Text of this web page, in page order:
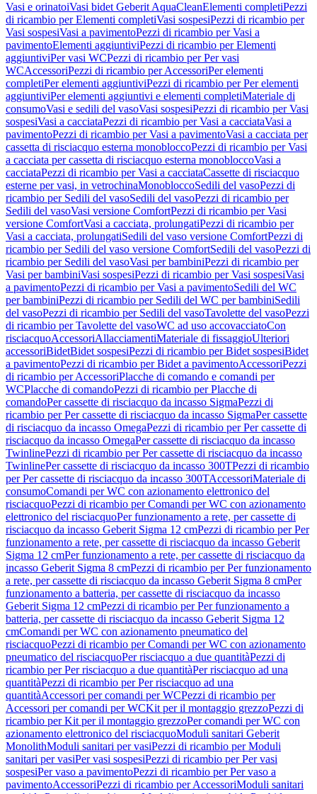
Vasi e orinatoiVasi bidet Geberit AquaCleanElementi completiPezzi
di ricambio per Elementi completiVasi sospesiPezzi di ricambio per
Vasi sospesiVasi a pavimentoPezzi di ricambio per Vasi a
pavimentoElementi aggiuntiviPezzi di ricambio per Elementi
aggiuntiviPer vasi WCPezzi di ricambio per Per vasi
WCAccessoriPezzi di ricambio per AccessoriPer elementi
completiPer elementi aggiuntiviPezzi di ricambio per Per elementi
aggiuntiviPer elementi aggiuntivi e elementi completiMateriale di
consumoVasi e sedili del vasoVasi sospesiPezzi di ricambio per Vasi
sospesiVasi a cacciataPezzi di ricambio per Vasi a cacciataVasi a
pavimentoPezzi di ricambio per Vasi a pavimentoVasi a cacciata per
cassetta di risciacquo esterna monobloccoPezzi di ricambio per Vasi
a cacciata per cassetta di risciacquo esterna monobloccoVasi a
cacciataPezzi di ricambio per Vasi a cacciataCassette di risciacquo
esterne per vasi, in vetrochinaMonobloccoSedili del vasoPezzi di
ricambio per Sedili del vasoSedili del vasoPezzi di ricambio per
Sedili del vasoVasi versione ComfortPezzi di ricambio per Vasi
versione ComfortVasi a cacciata, prolungatiPezzi di ricambio per
Vasi a cacciata, prolungatiSedili del vaso versione ComfortPezzi di
ricambio per Sedili del vaso versione ComfortSedili del vasoPezzi di
ricambio per Sedili del vasoVasi per bambiniPezzi di ricambio per
Vasi per bambiniVasi sospesiPezzi di ricambio per Vasi sospesiVasi
a pavimentoPezzi di ricambio per Vasi a pavimentoSedili del WC
per bambiniPezzi di ricambio per Sedili del WC per bambiniSedili
del vasoPezzi di ricambio per Sedili del vasoTavolette del vasoPezzi
di ricambio per Tavolette del vasoWC ad uso accovacciatoCon
risciacquoAccessoriAllacciamentiMateriale di fissaggioUlteriori
accessoriBidetBidet sospesiPezzi di ricambio per Bidet sospesiBidet
a pavimentoPezzi di ricambio per Bidet a pavimentoAccessoriPezzi
di ricambio per AccessoriPlacche di comando e comandi per
WCPlacche di comandoPezzi di ricambio per Placche di
comandoPer cassette di risciacquo da incasso SigmaPezzi di
ricambio per Per cassette di risciacquo da incasso SigmaPer cassette
di risciacquo da incasso OmegaPezzi di ricambio per Per cassette di
risciacquo da incasso OmegaPer cassette di risciacquo da incasso
TwinlinePezzi di ricambio per Per cassette di risciacquo da incasso
TwinlinePer cassette di risciacquo da incasso 300TPezzi di ricambio
per Per cassette di risciacquo da incasso 300TAccessoriMateriale di
consumoComandi per WC con azionamento elettronico del
risciacquoPezzi di ricambio per Comandi per WC con azionamento
elettronico del risciacquoPer funzionamento a rete, per cassette di
risciacquo da incasso Geberit Sigma 12 cmPezzi di ricambio per Per
funzionamento a rete, per cassette di risciacquo da incasso Geberit
Sigma 12 cmPer funzionamento a rete, per cassette di risciacquo da
incasso Geberit Sigma 8 cmPezzi di ricambio per Per funzionamento
a rete, per cassette di risciacquo da incasso Geberit Sigma 8 cmPer
funzionamento a batteria, per cassette di risciacquo da incasso
Geberit Sigma 12 cmPezzi di ricambio per Per funzionamento a
batteria, per cassette di risciacquo da incasso Geberit Sigma 12
cmComandi per WC con azionamento pneumatico del
risciacquoPezzi di ricambio per Comandi per WC con azionamento
pneumatico del risciacquoPer risciacquo a due quantitàPezzi di
ricambio per Per risciacquo a due quantitàPer risciacquo ad una
quantitàPezzi di ricambio per Per risciacquo ad una
quantitàAccessori per comandi per WCPezzi di ricambio per
Accessori per comandi per WCKit per il montaggio grezzoPezzi di
ricambio per Kit per il montaggio grezzoPer comandi per WC con
azionamento elettronico del risciacquoModuli sanitari Geberit
MonolithModuli sanitari per vasiPezzi di ricambio per Moduli
sanitari per vasiPer vasi sospesiPezzi di ricambio per Per vasi
sospesiPer vaso a pavimentoPezzi di ricambio per Per vaso a
pavimentoAccessoriPezzi di ricambio per AccessoriModuli sanitari